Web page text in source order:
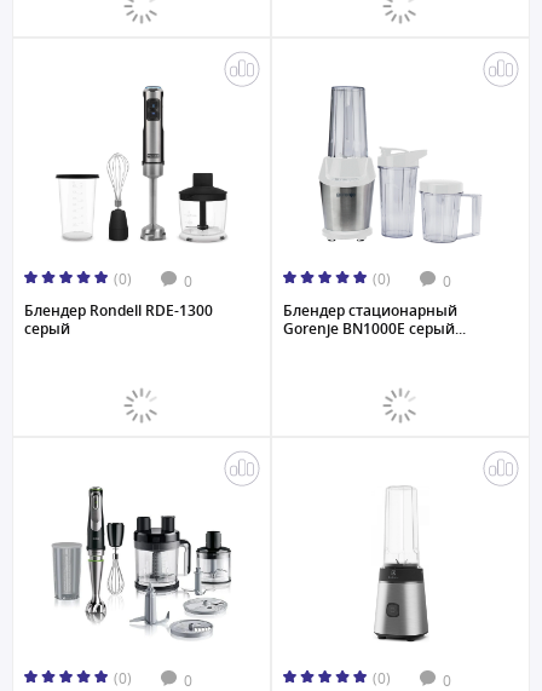
(0) 0
Блендер Rondell RDE-1300
серый
(0) 0
Блендер стационарный
Gorenje BN1000E серый...
(0) 0 (0) 0